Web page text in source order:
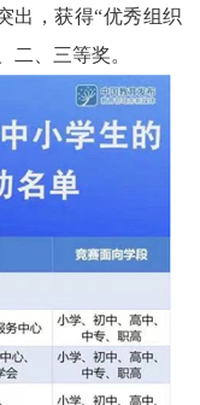
出，获得“优秀组织
二、三等奖。